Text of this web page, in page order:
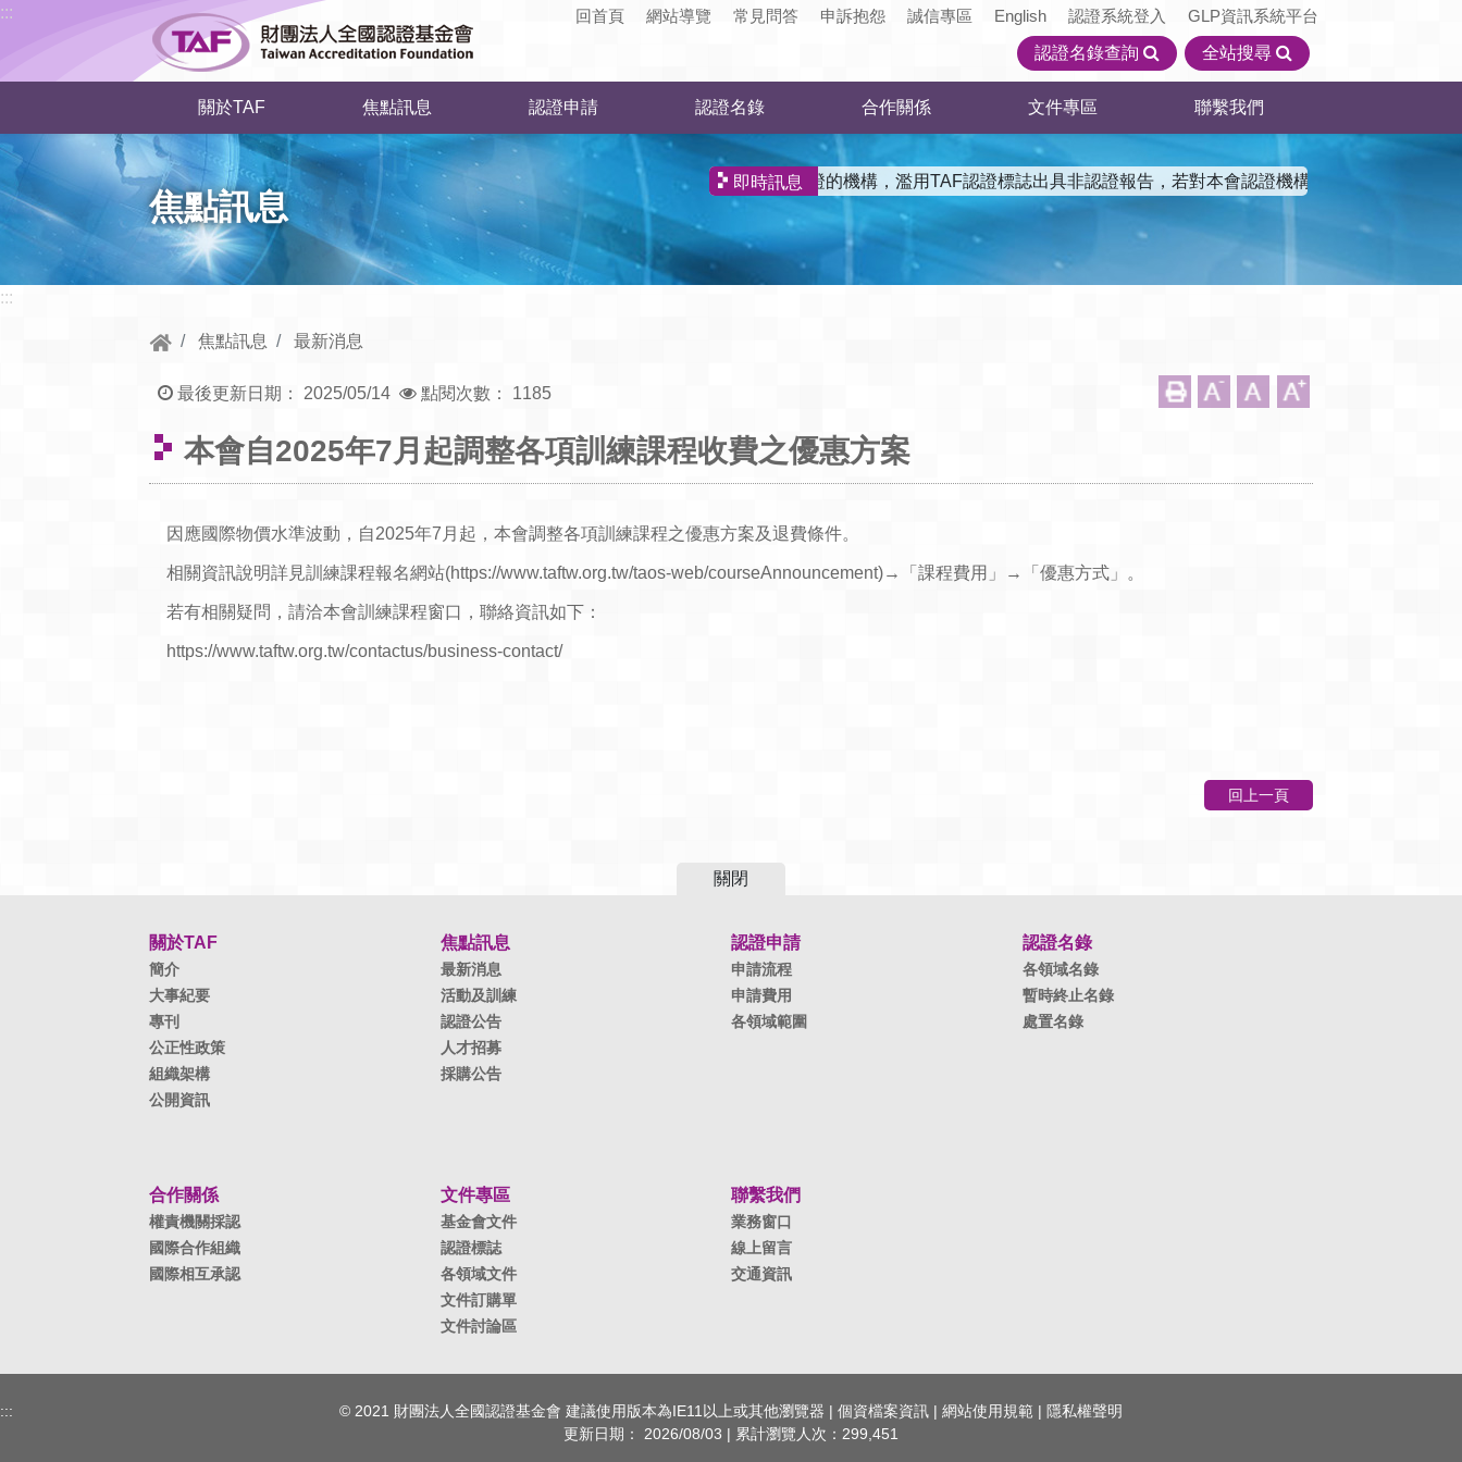
跳到中央內容區塊
::: 回首頁 網站導覽 常見問答 申訴抱怨 誠信專區 English 認證系統登入
GLP資訊系統平台
認證名錄查詢
全站搜尋
關於TAF 焦點訊息 認證申請 認證名錄 合作關係 文件專區 聯繫我們
即時訊息
有非獲認證的機構，濫用TAF認證標誌出具非認證報告，若對本會認證機構資訊有了解需求，請
焦點訊息
:::
焦點訊息 最新消息
最後更新日期： 2025/05/14 點閱次數： 1185
本會自2025年7月起調整各項訓練課程收費之優惠方案
因應國際物價水準波動，自2025年7月起，本會調整各項訓練課程之優惠方案及退費條件。
相關資訊說明詳見訓練課程報名網站(https://www.taftw.org.tw/taos-web/courseAnnouncement)→「課程費用」→「優惠方式」。
若有相關疑問，請洽本會訓練課程窗口，聯絡資訊如下：
https://www.taftw.org.tw/contactus/business-contact/
回上一頁
關閉
關於TAF
簡介
大事紀要
專刊
公正性政策
組織架構
公開資訊
焦點訊息
最新消息
活動及訓練
認證公告
人才招募
採購公告
認證申請
申請流程
申請費用
各領域範圍
認證名錄
各領域名錄
暫時終止名錄
處置名錄
合作關係
權責機關採認
國際合作組織
國際相互承認
文件專區
基金會文件
認證標誌
各領域文件
文件訂購單
文件討論區
聯繫我們
業務窗口
線上留言
交通資訊
::: © 2021 財團法人全國認證基金會 建議使用版本為IE11以上或其他瀏覽器 | 個資檔案資訊 | 網站使用規範 | 隱私權聲明
更新日期： 2026/08/03 | 累計瀏覽人次： 299,451